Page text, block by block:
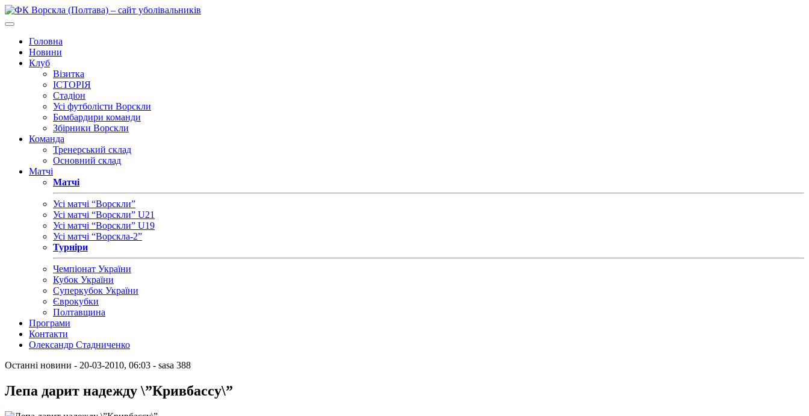
Головна
Новини
Клуб
Візитка
ІСТОРІЯ
Стадіон
Усі футболісти Ворскли
Бомбардири команди
Збірники Ворскли
Команда
Тренерський склад
Основний склад
Матчі
Матчі
Усі матчі “Ворскли”
Усі матчі “Ворскли” U21
Усі матчі “Ворскли” U19
Усі матчі “Ворскла-2”
Турніри
Чемпіонат України
Кубок України
Суперкубок України
Єврокубки
Полтавщина
Програми
Контакти
Олександр Стадниченко
Останні новини - 20-03-2010, 06:03 - sasa 388
Лепа дарит надежду \”Кривбассу\”